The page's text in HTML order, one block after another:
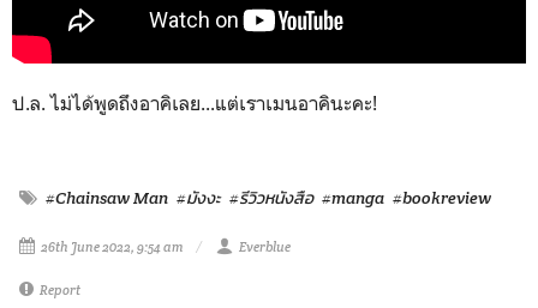
ป.ล. ไม่ได้พูดถึงอาคิเลย...แต่เราเมนอาคินะคะ!
#Chainsaw Man #มังงะ #รีวิวหนังสือ #manga #bookreview
26th June 2022, 9:54 am Everblue
Report